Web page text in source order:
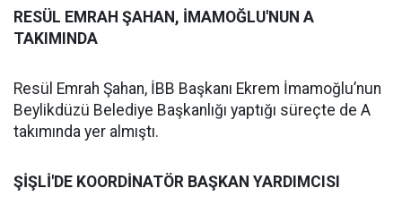
RESÜL EMRAH ŞAHAN, İMAMOĞLU'NUN A
TAKIMINDA
Resül Emrah Şahan, İBB Başkanı Ekrem İmamoğlu’nun
Beylikdüzü Belediye Başkanlığı yaptığı süreçte de A
takımında yer almıştı.
ŞİŞLİ'DE KOORDİNATÖR BAŞKAN YARDIMCISI